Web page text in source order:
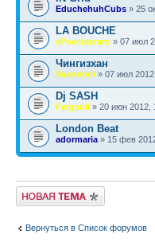
EduchehuhCubs » 25
LA BOUCHE
aPoectacraro » 07 июл
Чингизхан
Svartehol » 07 июл
Dj SASH
Fergenil » 20 июн 2012,
London Beat
adormaria » 15 фев
Новая тема
Вернуться в Список форумов